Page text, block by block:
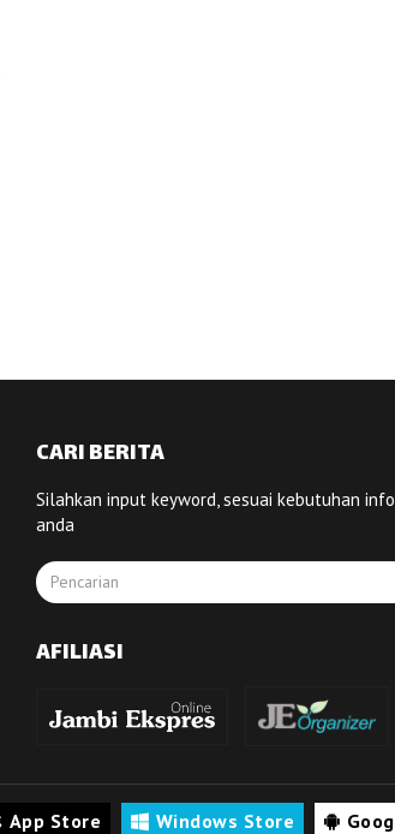
CARI BERITA
Silahkan input keyword, sesuai kebutuhan
anda
AFILIASI
App Store Windows Store